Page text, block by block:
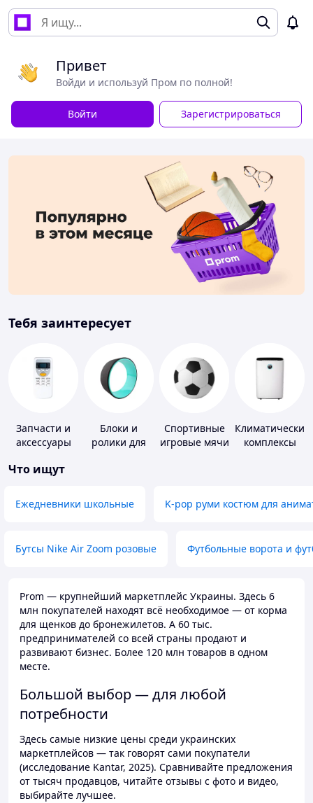
Привет
Войди и используй Пром по полной!
Войти Зарегистрироваться
Тебя заинтересует
Запчасти и
аксессуары
кондиционеров
Блоки и
ролики для
Спортивные
игровые мячи
Климатические
комплексы
Что ищут
Ежедневники школьные K-pop руми костюм для
Бутсы Nike Air Zoom розовые Футбольные ворота и
Prom — крупнейший маркетплейс Украины. Здесь 6
млн покупателей находят всё необходимое — от корма
для щенков до бронежилетов. А 60 тыс.
предпринимателей со всей страны продают и
развивают бизнес. Более 120 млн товаров в одном
месте.
Большой выбор — для любой
потребности
Здесь самые низкие цены среди украинских
маркетплейсов — так говорят сами покупатели
(исследование Kantar, 2025). Сравнивайте предложения
от тысяч продавцов, читайте отзывы с фото и видео,
выбирайте лучшее.